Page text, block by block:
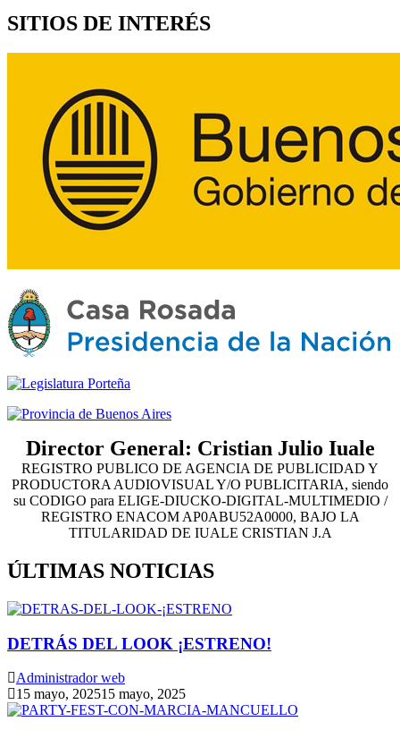
SITIOS DE INTERÉS
Director General: Cristian Julio Iuale
REGISTRO PUBLICO DE AGENCIA DE PUBLICIDAD Y
PRODUCTORA AUDIOVISUAL Y/O PUBLICITARIA, siendo
su CODIGO para ELIGE-DIUCKO-DIGITAL-MULTIMEDIO /
REGISTRO ENACOM AP0ABU52A0000, BAJO LA
TITULARIDAD DE IUALE CRISTIAN J.A
ÚLTIMAS NOTICIAS
DETRÁS DEL LOOK ¡ESTRENO!
Administrador web
15 mayo, 202515 mayo, 2025